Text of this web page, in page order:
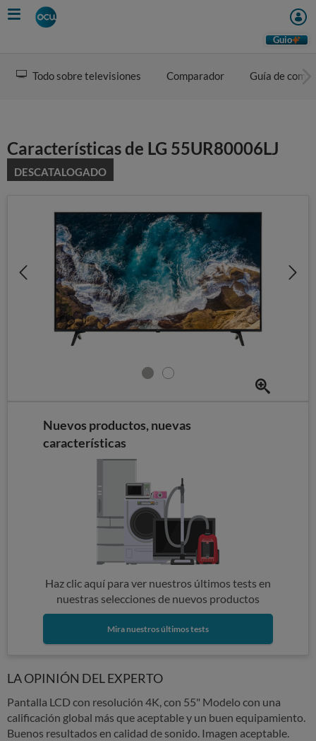
Skip
to
Guio
Todo sobre televisiones Comparador Guía de
Características de LG 55UR80006LJ
DESCATALOGADO
Nuevos productos, nuevas
características
Haz clic aquí para ver nuestros últimos tests en
nuestras selecciones de nuevos productos
Mira nuestros últimos tests
LA OPINIÓN DEL EXPERTO
Pantalla LCD con resolución 4K, con 55" Modelo con una
calificación global más que aceptable y un buen equipamiento.
Buenos resultados en calidad de sonido. Imagen aceptable.